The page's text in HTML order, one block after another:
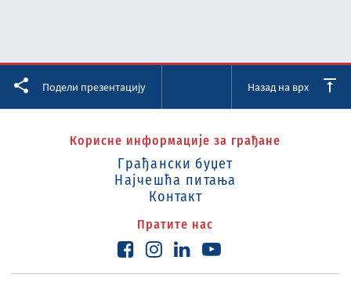
Подели презентацију Назад на врх
Корисне информације за грађане
Грађански буџет
Најчешћа питања
Контакт
Пратите нас